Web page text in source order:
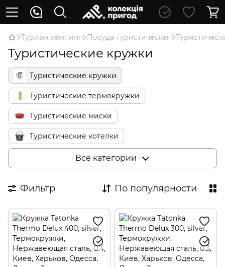
Туризм кемпинг Посуда туристическая
Туристические кружки
Туристические кружки
Туристические термокружки
Туристические миски
Туристические котелки
Туристические сковородки
Туристические кофеварки
Туристические термосы
Туристические столовые приборы
Туристические бокалы для вина
Все категории
Фильтр По популярности